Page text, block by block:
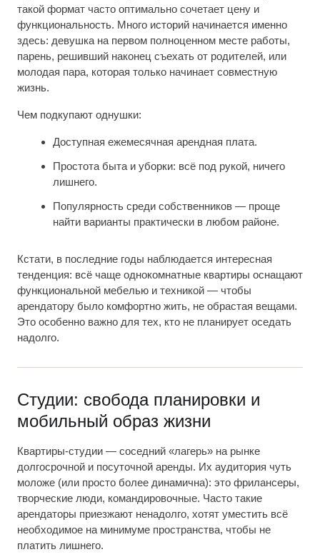
такой формат часто оптимально сочетает цену и
функциональность. Много историй начинается именно
здесь: девушка на первом полноценном месте работы,
парень, решивший наконец съехать от родителей, или
молодая пара, которая только начинает совместную
жизнь.
Чем подкупают однушки:
Доступная ежемесячная арендная плата.
Простота быта и уборки: всё под рукой, ничего
лишнего.
Популярность среди собственников — проще
найти варианты практически в любом районе.
Кстати, в последние годы наблюдается интересная
тенденция: всё чаще однокомнатные квартиры оснащают
функциональной мебелью и техникой — чтобы
арендатору было комфортно жить, не обрастая вещами.
Это особенно важно для тех, кто не планирует оседать
надолго.
Студии: свобода планировки и
мобильный образ жизни
Квартиры-студии — соседний «лагерь» на рынке
долгосрочной и посуточной аренды. Их аудитория чуть
моложе (или просто более динамична): это фрилансеры,
творческие люди, командировочные. Часто такие
арендаторы приезжают ненадолго, хотят уместить всё
необходимое на минимуме пространства, чтобы не
платить лишнего.